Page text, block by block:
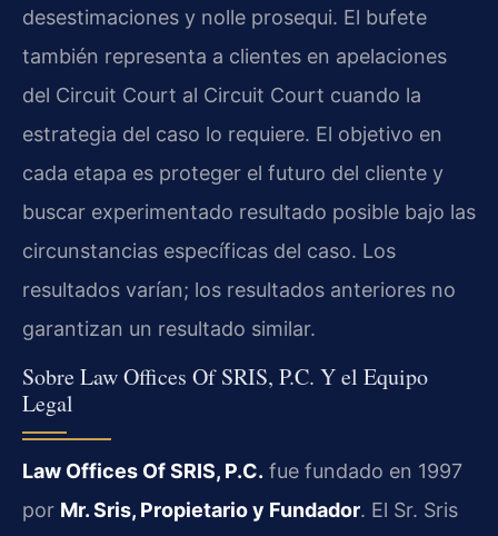
desestimaciones y nolle prosequi. El bufete
también representa a clientes en apelaciones
del Circuit Court al Circuit Court cuando la
estrategia del caso lo requiere. El objetivo en
cada etapa es proteger el futuro del cliente y
buscar experimentado resultado posible bajo las
circunstancias específicas del caso. Los
resultados varían; los resultados anteriores no
garantizan un resultado similar.
Sobre Law Offices Of SRIS, P.C. Y el Equipo
Legal
Law Offices Of SRIS, P.C. fue fundado en 1997
por Mr. Sris, Propietario y Fundador. El Sr. Sris